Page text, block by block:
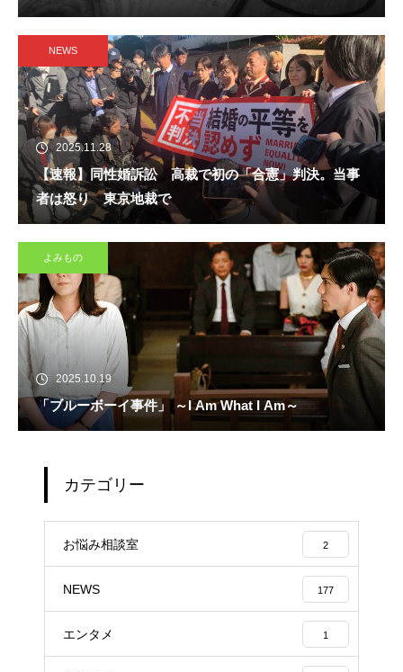
NEWS
2025.11.28
【速報】同性婚訴訟 高裁で初の「合憲」判決。当事
者は怒り 東京地裁で
よみもの
2025.10.19
「ブルーボーイ事件」 ～I Am What I Am～
カテゴリー
お悩み相談室 2
NEWS 177
エンタメ 1